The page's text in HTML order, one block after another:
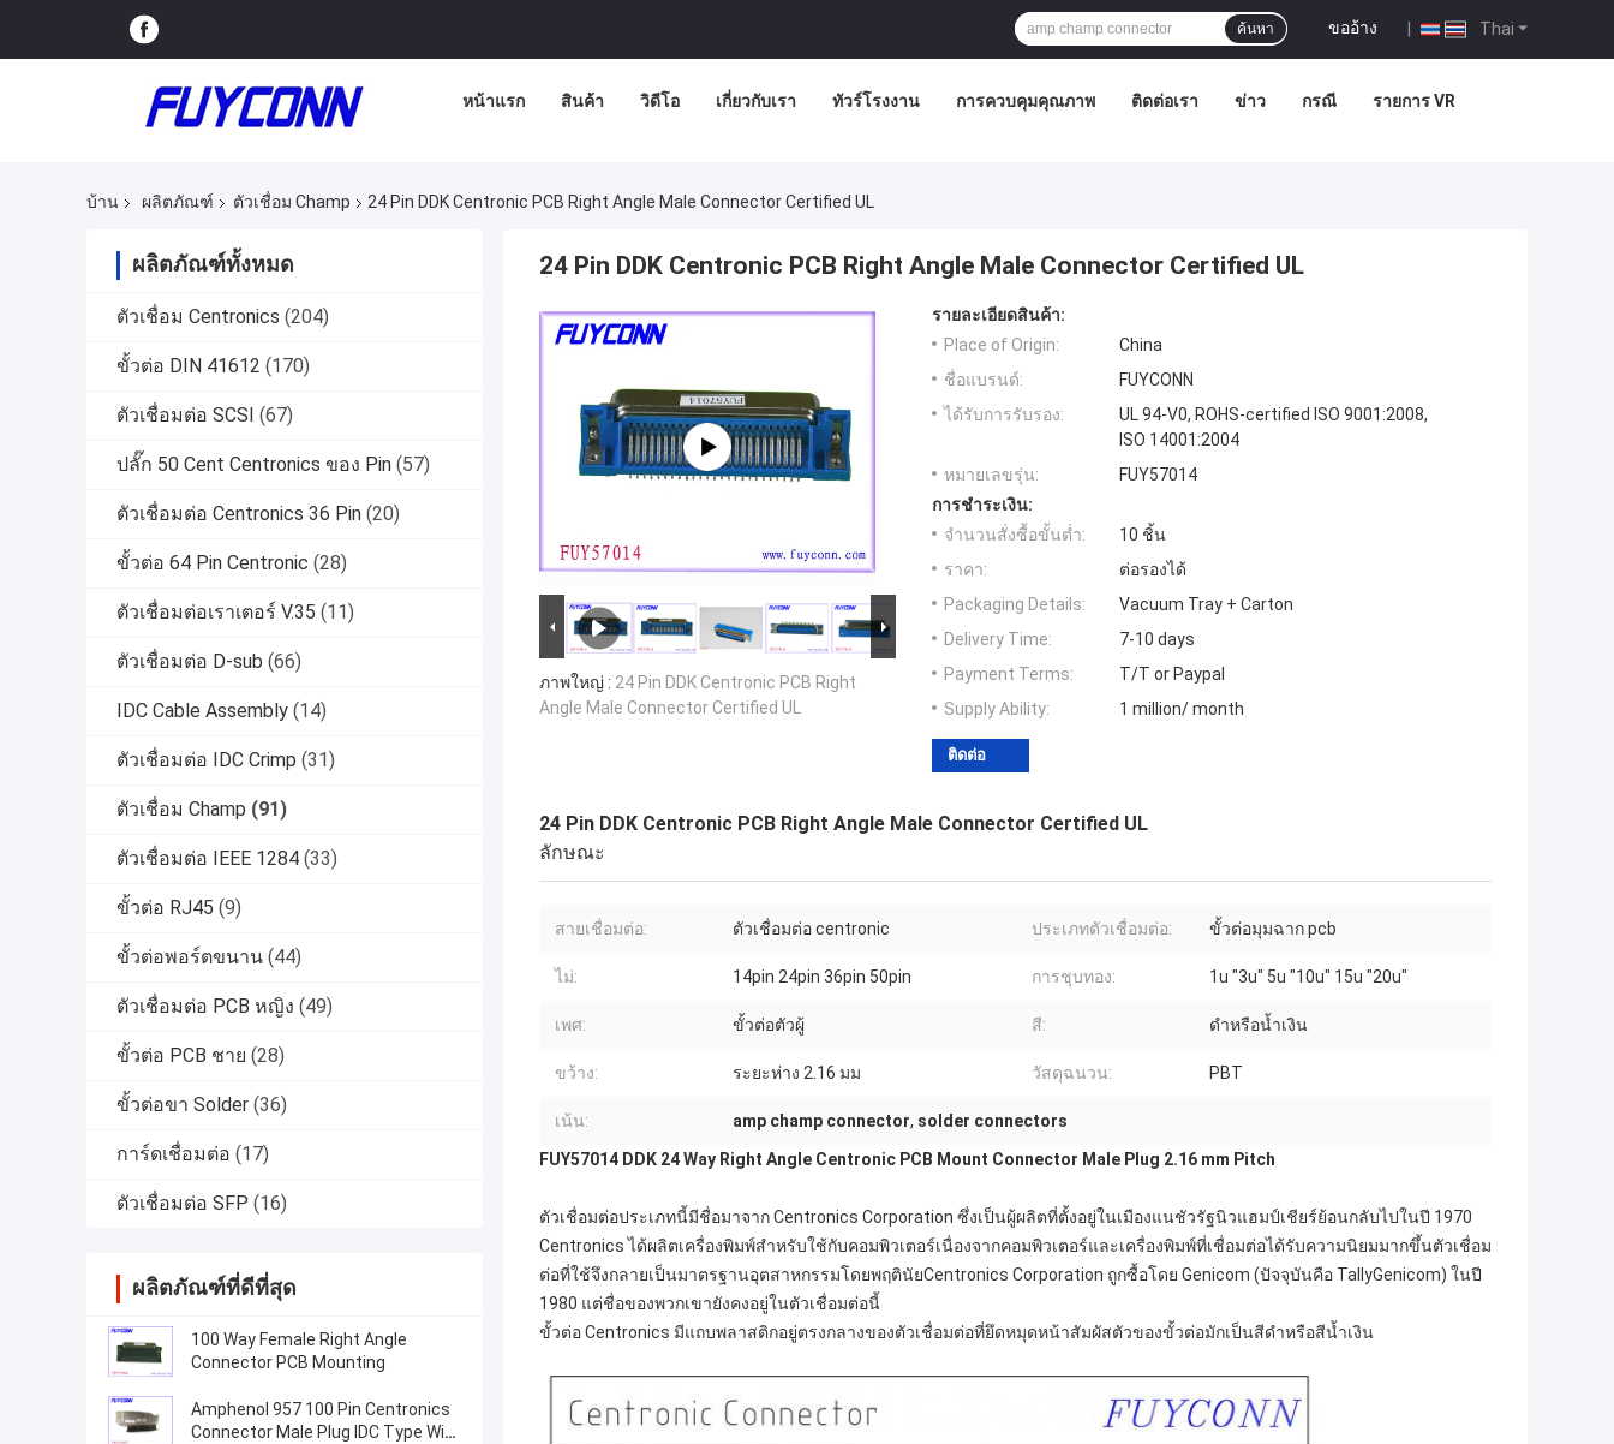
Thai
ขออ้าง |
ค้นหา
หน้าแรก สินค้า วิดีโอ เกี่ยวกับเรา ทัวร์โรงงาน การควบคุมคุณภาพ ติดต่อเรา ข่าว กรณี รายการ VR
บ้าน ผลิตภัณฑ์ ตัวเชื่อม Champ 24 Pin DDK Centronic PCB Right Angle Male Connector Certified UL
ผลิตภัณฑ์ทั้งหมด
ตัวเชื่อม Centronics (204)
ขั้วต่อ DIN 41612 (170)
ตัวเชื่อมต่อ SCSI (67)
ปลั๊ก 50 Cent Centronics ของ Pin (57)
ตัวเชื่อมต่อ Centronics 36 Pin (20)
ขั้วต่อ 64 Pin Centronic (28)
ตัวเชื่อมต่อเราเตอร์ V.35 (11)
ตัวเชื่อมต่อ D-sub (66)
IDC Cable Assembly (14)
ตัวเชื่อมต่อ IDC Crimp (31)
ตัวเชื่อม Champ (91)
ตัวเชื่อมต่อ IEEE 1284 (33)
ขั้วต่อ RJ45 (9)
ขั้วต่อพอร์ตขนาน (44)
ตัวเชื่อมต่อ PCB หญิง (49)
ขั้วต่อ PCB ชาย (28)
ขั้วต่อขา Solder (36)
การ์ดเชื่อมต่อ (17)
ตัวเชื่อมต่อ SFP (16)
ผลิตภัณฑ์ที่ดีที่สุด
100 Way Female Right Angle
Connector PCB Mounting
Amphenol 957 100 Pin Centronics
Connector Male Plug IDC Type With
24 Pin DDK Centronic PCB Right Angle Male Connector Certified UL
ภาพใหญ่ : 24 Pin DDK Centronic PCB Right
Angle Male Connector Certified UL
รายละเอียดสินค้า:
Place of Origin:
China
ชื่อแบรนด์:
FUYCONN
ได้รับการรับรอง:
UL 94-V0, ROHS-certified ISO 9001:2008,
ISO 14001:2004
หมายเลขรุ่น:
FUY57014
การชำระเงิน:
จำนวนสั่งซื้อขั้นต่ำ:
10 ชิ้น
ราคา:
ต่อรองได้
Packaging Details:
Vacuum Tray + Carton
Delivery Time:
7-10 days
Payment Terms:
T/T or Paypal
Supply Ability:
1 million/ month
ติดต่อ
24 Pin DDK Centronic PCB Right Angle Male Connector Certified UL
ลักษณะ
สายเชื่อมต่อ: ตัวเชื่อมต่อ centronic ประเภทตัวเชื่อมต่อ: ขั้วต่อมุมฉาก pcb
ไม่: 14pin 24pin 36pin 50pin การชุบทอง: 1u "3u" 5u "10u" 15u "20u"
เพศ: ขั้วต่อตัวผู้ สี: ดำหรือน้ำเงิน
ขว้าง: ระยะห่าง 2.16 มม วัสดุฉนวน: PBT
เน้น: amp champ connector, solder connectors
FUY57014 DDK 24 Way Right Angle Centronic PCB Mount Connector Male Plug 2.16 mm Pitch
ตัวเชื่อมต่อประเภทนี้มีชื่อมาจาก Centronics Corporation ซึ่งเป็นผู้ผลิตที่ตั้งอยู่ในเมืองแนชัวรัฐนิวแฮมป์เชียร์ย้อนกลับไปในปี 1970
Centronics ได้ผลิตเครื่องพิมพ์สำหรับใช้กับคอมพิวเตอร์เนื่องจากคอมพิวเตอร์และเครื่องพิมพ์ที่เชื่อมต่อได้รับความนิยมมากขึ้นตัวเชื่อม
ต่อที่ใช้จึงกลายเป็นมาตรฐานอุตสาหกรรมโดยพฤตินัยCentronics Corporation ถูกซื้อโดย Genicom (ปัจจุบันคือ TallyGenicom) ในปี
1980 แต่ชื่อของพวกเขายังคงอยู่ในตัวเชื่อมต่อนี้
ขั้วต่อ Centronics มีแถบพลาสติกอยู่ตรงกลางของตัวเชื่อมต่อที่ยึดหมุดหน้าสัมผัสตัวของขั้วต่อมักเป็นสีดำหรือสีน้ำเงิน